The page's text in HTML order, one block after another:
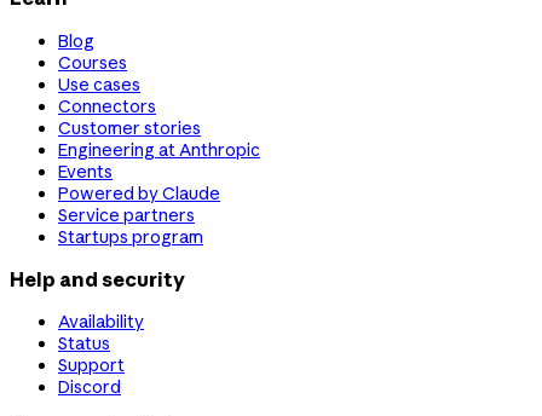
Blog
Courses
Use cases
Connectors
Customer stories
Engineering at Anthropic
Events
Powered by Claude
Service partners
Startups program
Help and security
Availability
Status
Support
Discord